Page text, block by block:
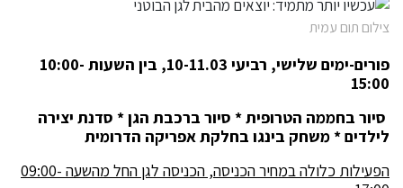
צילום תום עמית
פורים-ימים שלישי, רביעי 10-11.03, בין השעות 10:00-
15:00
סיור בחממה הטרופית * סיור ברכבת הגן * סדנת יצירה
לילדים * משחק בינגו בחלקת אפריקה הדרומית
הפעילות כלולה במחיר הכניסה, הכניסה לגן החל מהשעה 09:00-